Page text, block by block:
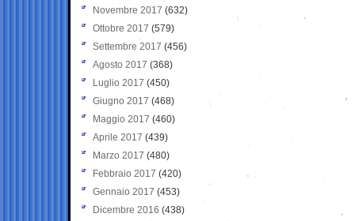
Novembre 2017 (632)
Ottobre 2017 (579)
Settembre 2017 (456)
Agosto 2017 (368)
Luglio 2017 (450)
Giugno 2017 (468)
Maggio 2017 (460)
Aprile 2017 (439)
Marzo 2017 (480)
Febbraio 2017 (420)
Gennaio 2017 (453)
Dicembre 2016 (438)